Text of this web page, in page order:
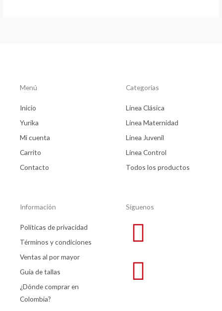
Menú
Inicio
Yurika
Mi cuenta
Carrito
Contacto
Categorías
Línea Clásica
Línea Maternidad
Línea Juvenil
Línea Control
Todos los productos
Información
Políticas de privacidad
Términos y condiciones
Ventas al por mayor
Guía de tallas
¿Dónde comprar en
Colombia?
Síguenos